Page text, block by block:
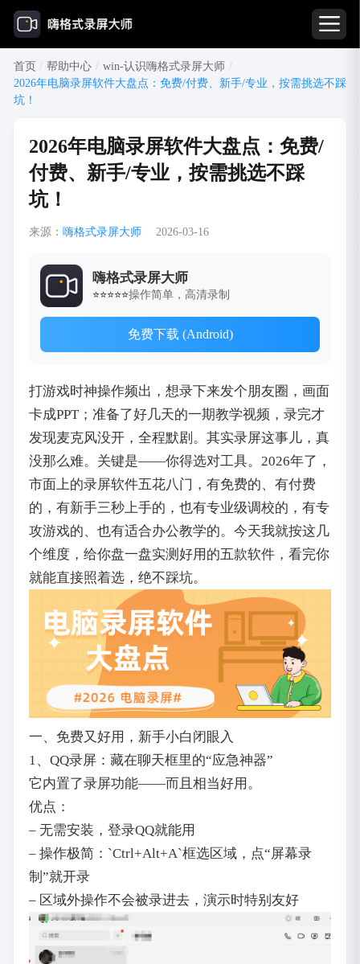
首页 / 帮助中心 / win-认识嗨格式录屏大师 /
2026年电脑录屏软件大盘点：免费/付费、新手/专业，按需挑选不踩
坑！
2026年电脑录屏软件大盘点：免费/
付费、新手/专业，按需挑选不踩
坑！
来源： 嗨格式录屏大师 2026-03-16
嗨格式录屏大师
⭐⭐⭐⭐⭐操作简单，高清录制
免费下载 (Android)
打游戏时神操作频出，想录下来发个朋友圈，画面
卡成PPT；准备了好几天的一期教学视频，录完才
发现麦克风没开，全程默剧。其实录屏这事儿，真
没那么难。关键是——你得选对工具。2026年了，
市面上的录屏软件五花八门，有免费的、有付费
的，有新手三秒上手的，也有专业级调校的，有专
攻游戏的、也有适合办公教学的。今天我就按这几
个维度，给你盘一盘实测好用的五款软件，看完你
就能直接照着选，绝不踩坑。
一、免费又好用，新手小白闭眼入
1、QQ录屏：藏在聊天框里的“应急神器”
它内置了录屏功能——而且相当好用。
优点：
– 无需安装，登录QQ就能用
– 操作极简：`Ctrl+Alt+A`框选区域，点“屏幕录
制”就开录
– 区域外操作不会被录进去，演示时特别友好